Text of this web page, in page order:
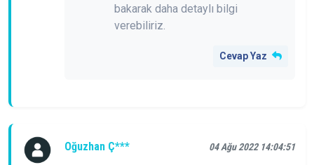
bakarak daha detaylı bilgi
verebiliriz.
Cevap Yaz
Oğuzhan Ç*** 04 Ağu 2022 14:04:51